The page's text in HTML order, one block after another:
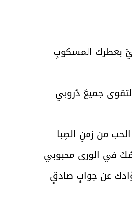
بعطرك المسكوبِ
جميعَ دُروبي
الحب من زمنِ الصِبا
في الورى محبوبي
عن جوابٍ صادقٍ